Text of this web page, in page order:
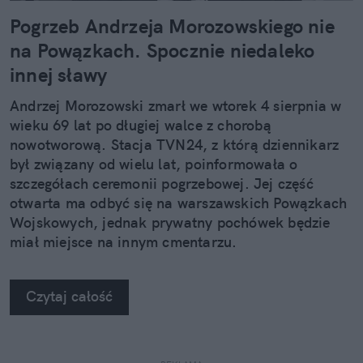
Pogrzeb Andrzeja Morozowskiego nie
na Powązkach. Spocznie niedaleko
innej sławy
Andrzej Morozowski zmarł we wtorek 4 sierpnia w
wieku 69 lat po długiej walce z chorobą
nowotworową. Stacja TVN24, z którą dziennikarz
był związany od wielu lat, poinformowała o
szczegółach ceremonii pogrzebowej. Jej część
otwarta ma odbyć się na warszawskich Powązkach
Wojskowych, jednak prywatny pochówek będzie
miał miejsce na innym cmentarzu.
Czytaj całość